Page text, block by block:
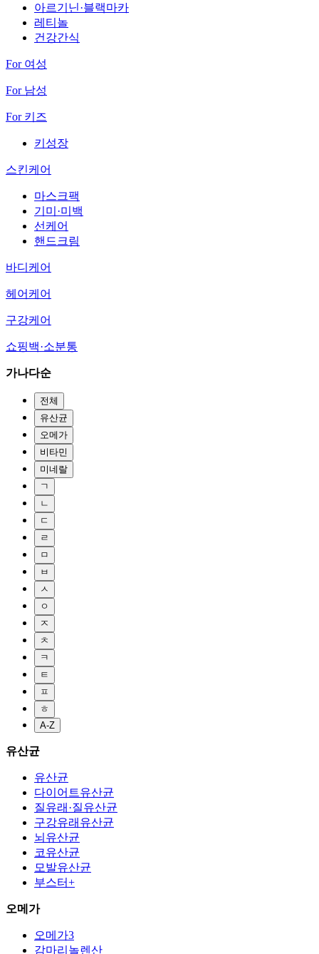
아르기닌·블랙마카
레티놀
건강간식
For 여성
For 남성
For 키즈
키성장
스킨케어
마스크팩
기미·미백
선케어
핸드크림
바디케어
헤어케어
구강케어
쇼핑백·소분통
가나다순
전체
유산균
오메가
비타민
미네랄
ㄱ
ㄴ
ㄷ
ㄹ
ㅁ
ㅂ
ㅅ
ㅇ
ㅈ
ㅊ
ㅋ
ㅌ
ㅍ
ㅎ
A-Z
유산균
유산균
다이어트유산균
질유래·질유산균
구강유래유산균
뇌유산균
코유산균
모발유산균
부스터+
오메가
오메가3
감마리놀렌산